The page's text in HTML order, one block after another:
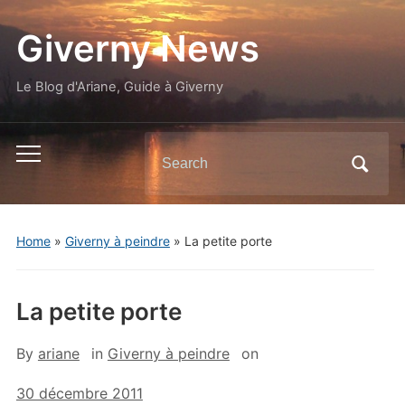
Giverny News
Le Blog d'Ariane, Guide à Giverny
Toggle
menu
Search
for:
Home» Giverny à peindre» La petite porte
La petite porte
By ariane in Giverny à peindre on
30 décembre 2011